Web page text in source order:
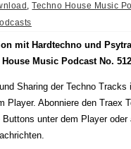
,Techno House Music
mit Hardtechno und
Music Podcast No.
Sharing der Techno Tracks
Player. Abonniere den Traex
unter dem Player oder